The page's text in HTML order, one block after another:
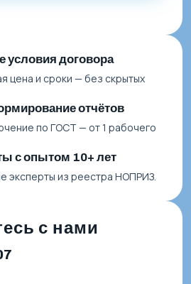
условия договора
цена и сроки — без скрытых
отчётов
по ГОСТ — от 1 рабочего
с опытом 10+ лет
эксперты из реестра НОПРИЗ.
с нами